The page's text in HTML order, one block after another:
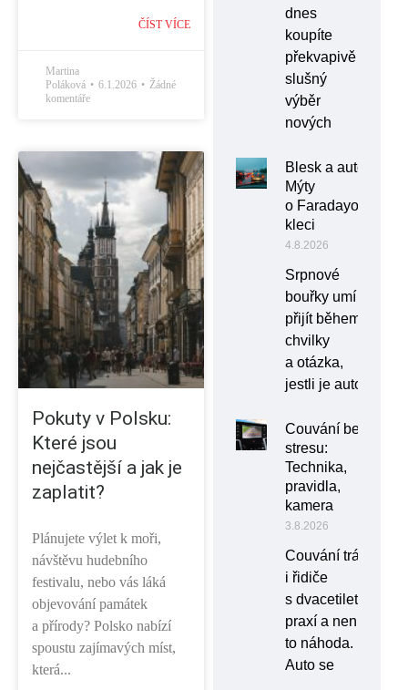
ČÍST VÍCE
Martina
Poláková
6.1.2026
Žádné
komentáře
Pokuty v Polsku:
Které jsou
nejčastější a jak je
zaplatit?
Plánujete výlet k moři,
návštěvu hudebního
festivalu, nebo vás láká
objevování památek
a přírody? Polsko nabízí
spoustu zajímavých míst,
která...
dnes
koupíte
překvapivě
slušný
výběr
nových
Blesk a auto:
Mýty
o Faradayově
kleci
4.8.2026
Srpnové
bouřky umí
přijít během
chvilky
a otázka,
jestli je auto
Couvání bez
stresu:
Technika,
pravidla,
kamera
3.8.2026
Couvání trápí
i řidiče
s dvacetiletou
praxí a není
to náhoda.
Auto se